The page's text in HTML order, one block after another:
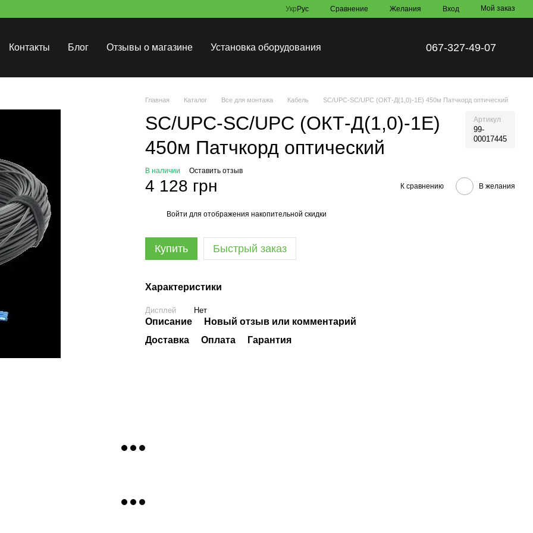
Укр Рус Сравнение Желания Вход Мой заказ
Контакты Блог Отзывы о магазине Установка оборудования 067-327-49-07
Главная Каталог Все для монтажа Кабель SC/UPC-SC/UPC (ОКТ-Д(1,0)-1Е) 450м Патчкорд оптический
SC/UPC-SC/UPC (ОКТ-Д(1,0)-1Е)
450м Патчкорд оптический
Артикул
99-
00017445
В наличии Оставить отзыв
4 128 грн К сравнению В желания
Войти для отображения накопительной скидки
Купить Быстрый заказ
Характеристики
Дисплей Нет
Описание
Новый отзыв или комментарий
Доставка
Оплата Гарантия